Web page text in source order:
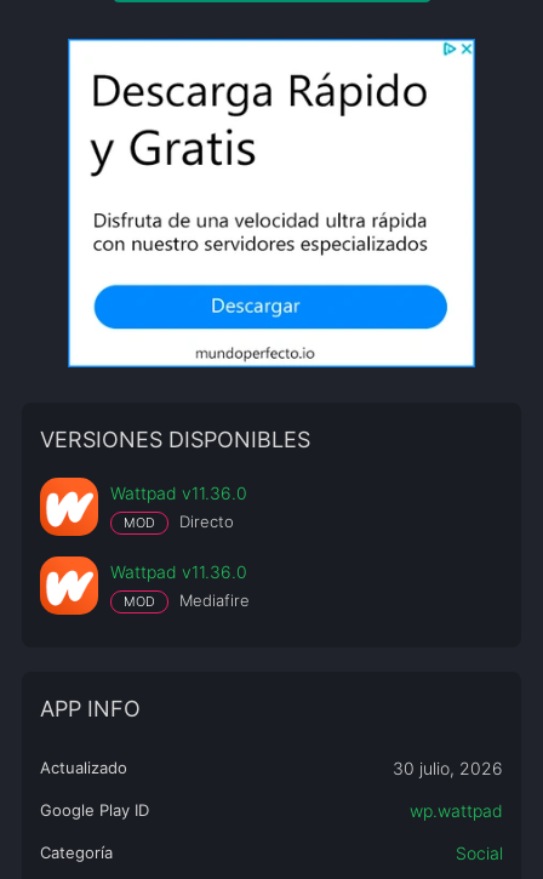
VERSIONES DISPONIBLES
Wattpad v11.36.0
MOD Directo
Wattpad v11.36.0
MOD Mediafire
APP INFO
Actualizado 30 julio, 2026
Google Play ID wp.wattpad
Categoría Social